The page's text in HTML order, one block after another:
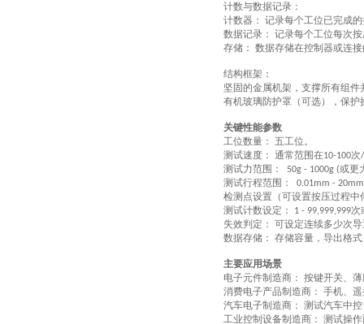
计数与数据记录：
计数器： 记录每个工位已完成
数据记录： 记录每个工位每次
存储： 数据存储在控制器或连
结构框架：
坚固的金属机架，支撑所有组
有机玻璃防护罩（可选），保
关键性能参数
工位数量： 五工位。
测试速度： 通常范围在10-100次/
测试力范围： ‌ 50g - 1000g (或更
测试行程范围：
0.01mm -
检测点设置（可设置按压过程中
测试计数设定：
‌ 1 - 99,999,999次
失效判定： 可设定连续多少次
数据存储： 存储容量，导出格
主要应用场景
电子元件制造商： 按键开关、
消费电子产品制造商： 手机、
汽车电子制造商： 测试汽车中
工业控制设备制造商： 测试操